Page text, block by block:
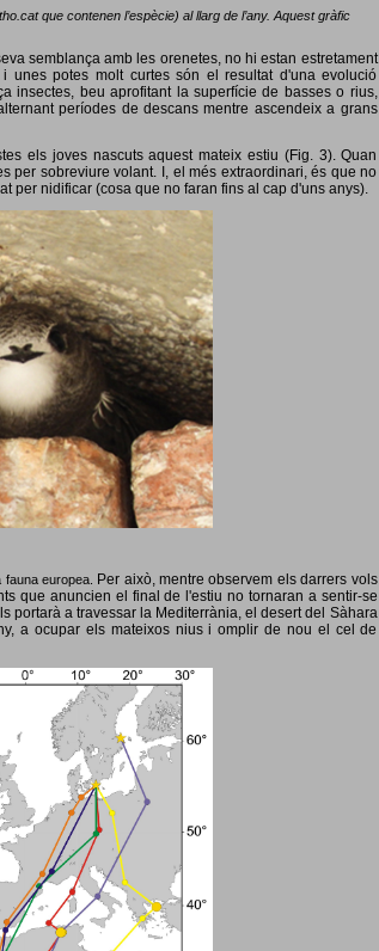
que contenen l’espècie) al llarg de l’any. Aquest gràfic
semblança amb les orenetes, no hi estan estretament
potes molt curtes són el resultat d'una evolució
insectes, beu aprofitant la superfície de basses o rius,
períodes de descans mentre ascendeix a grans
els joves nascuts aquest mateix estiu (Fig. 3). Quan
per sobreviure volant. I, el més extraordinari, és que no
per nidificar (cosa que no faran fins al cap d'uns anys).
europea. Per això, mentre observem els darrers vols
que anuncien el final de l'estiu no tornaran a sentir-se
portarà a travessar la Mediterrània, el desert del Sàhara
a ocupar els mateixos nius i omplir de nou el cel de